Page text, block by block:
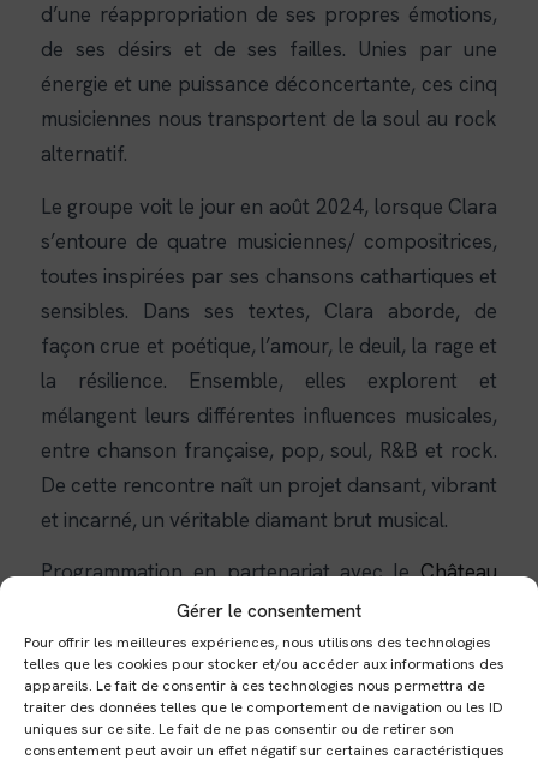
Gérer le consentement
Pour offrir les meilleures expériences, nous utilisons des technologies
telles que les cookies pour stocker et/ou accéder aux informations des
appareils. Le fait de consentir à ces technologies nous permettra de
traiter des données telles que le comportement de navigation ou les ID
uniques sur ce site. Le fait de ne pas consentir ou de retirer son
consentement peut avoir un effet négatif sur certaines caractéristiques
d’une réappropriation de ses propres émotions,
de ses désirs et de ses failles. Unies par une
énergie et une puissance déconcertante, ces cinq
musiciennes nous transportent de la soul au rock
alternatif.
Le groupe voit le jour en août 2024, lorsque Clara
s’entoure de quatre musiciennes/ compositrices,
toutes inspirées par ses chansons cathartiques et
sensibles. Dans ses textes, Clara aborde, de
façon crue et poétique, l’amour, le deuil, la rage et
la résilience. Ensemble, elles explorent et
mélangent leurs différentes influences musicales,
entre chanson française, pop, soul, R&B et rock.
De cette rencontre naît un projet dansant, vibrant
et incarné, un véritable diamant brut musical.
Programmation en partenariat avec leChâteau
dans le cadre de leur festival
Chapiteau Sonore.
Château Éphémère est un tiers-lieu culturel dédié
à la création numérique, implanté dans un lieu